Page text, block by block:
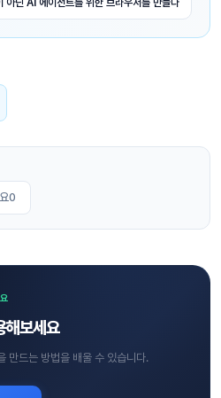
0
해보세요
만드는 방법을 배울 수 있습니다.